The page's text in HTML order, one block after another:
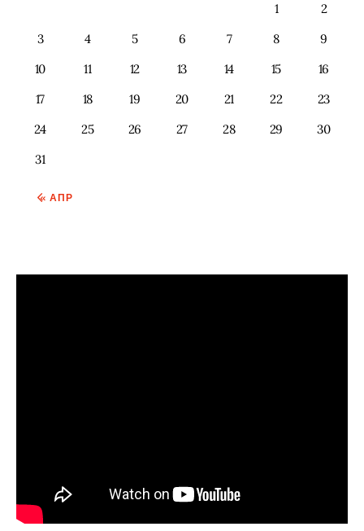
1
2
3
4 5 6 7 8
9
10
11 12 13 14 15
16
17
18 19 20 21 22
23
24
25 26 27 28 29
30
31
« АПР